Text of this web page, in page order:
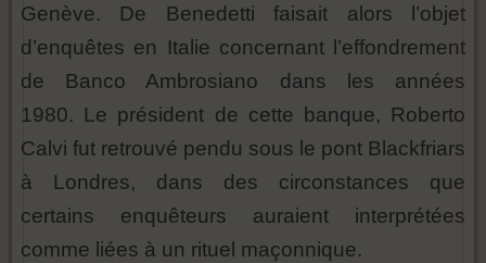
Genève. De Benedetti faisait alors l’objet
d’enquêtes en Italie concernant l’effondrement
de Banco Ambrosiano dans les années
1980. Le président de cette banque, Roberto
Calvi fut retrouvé pendu sous le pont Blackfriars
à Londres, dans des circonstances que
certains enquêteurs auraient interprétées
comme liées à un rituel maçonnique.